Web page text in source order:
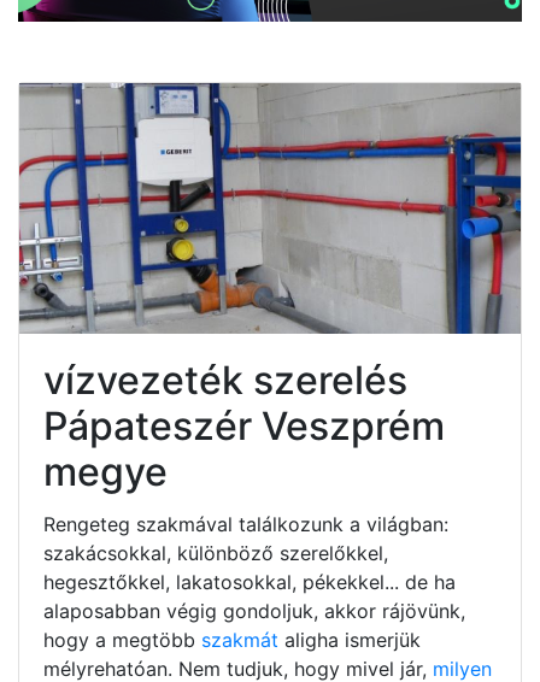
vízvezeték szerelés
Pápateszér Veszprém
megye
Rengeteg szakmával találkozunk a világban:
szakácsokkal, különböző szerelőkkel,
hegesztőkkel, lakatosokkal, pékekkel... de ha
alaposabban végig gondoljuk, akkor rájövünk,
hogy a megtöbb szakmát aligha ismerjük
mélyrehatóan. Nem tudjuk, hogy mivel jár, milyen